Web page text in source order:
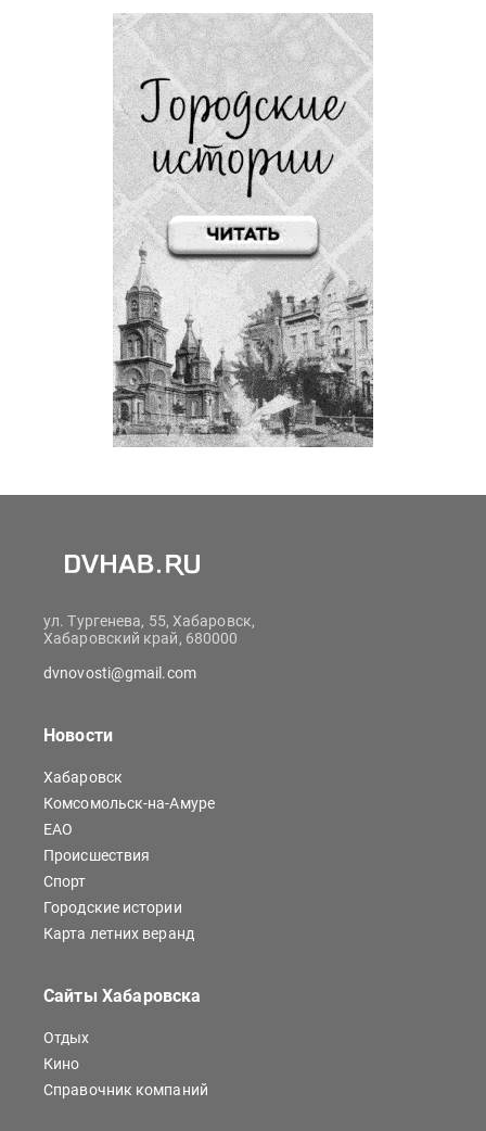
ул. Тургенева, 55, Хабаровск,
Хабаровский край, 680000
dvnovosti@gmail.com
Новости
Хабаровск
Комсомольск-на-Амуре
ЕАО
Происшествия
Спорт
Городские истории
Карта летних веранд
Сайты Хабаровска
Отдых
Кино
Справочник компаний